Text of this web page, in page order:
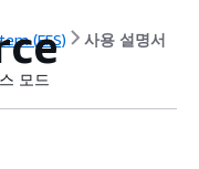
(EFS) 사용 설명서
모드